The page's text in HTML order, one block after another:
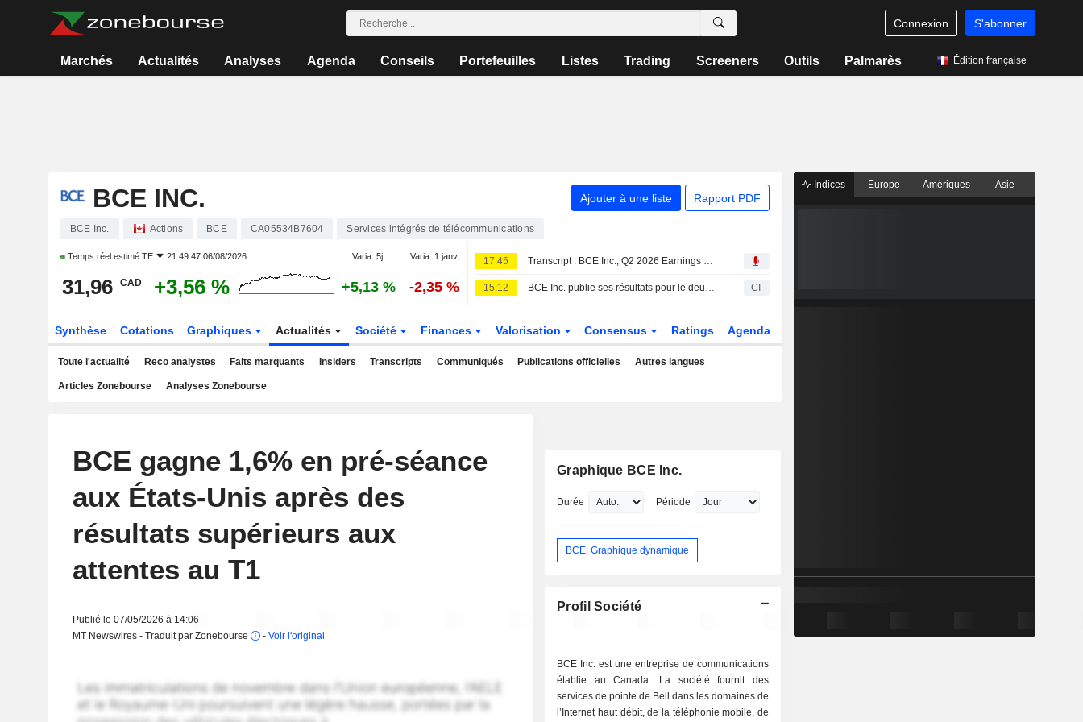
Connexion S'abonner
Marchés Actualités Analyses Agenda Conseils Portefeuilles Listes Trading Screeners Outils Palmarès Édition française
BCE INC. Ajouter à une liste Rapport PDF
BCE Inc. Actions BCE CA05534B7604 Services intégrés de télécommunications
Temps réel estimé TE 21:49:47 06/08/2026 Varia. 5j. Varia. 1 janv.
31,96 CAD +3,56 % +5,13 % -2,35 %
17:45 Transcript : BCE Inc., Q2 2026 Earnings Call, Aug 06, 2026
15:12 BCE Inc. publie ses résultats pour le deuxième trimestre et le premier semestre clos le 30 juin 2026 CI
Synthèse Cotations Graphiques Actualités Société Finances Valorisation Consensus Ratings Agenda
Toute l'actualité Reco analystes Faits marquants Insiders Transcripts Communiqués Publications officielles Autres langues
Articles Zonebourse Analyses Zonebourse
BCE gagne 1,6% en pré-séance
aux États-Unis après des
résultats supérieurs aux
attentes au T1
Publié le 07/05/2026 à 14:06
MT Newswires - Traduit par Zonebourse
- Voir l'original
Graphique BCE Inc.
Durée Période
BCE: Graphique dynamique
Profil Société
BCE Inc. est une entreprise de communications
établie au Canada. La société fournit des
services de pointe de Bell dans les domaines de
l’Internet haut débit, de la téléphonie mobile, de
Indices Europe Amériques Asie